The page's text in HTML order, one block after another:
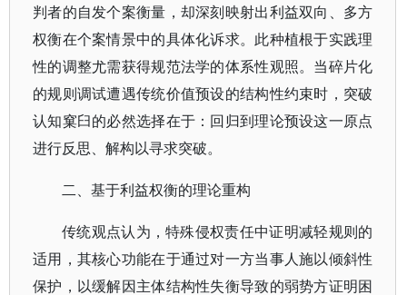
判者的自发个案衡量，却深刻映射出利益双向、多方
权衡在个案情景中的具体化诉求。此种植根于实践理
性的调整尤需获得规范法学的体系性观照。当碎片化
的规则调试遭遇传统价值预设的结构性约束时，突破
认知窠臼的必然选择在于：回归到理论预设这一原点
进行反思、解构以寻求突破。
二、基于利益权衡的理论重构
传统观点认为，特殊侵权责任中证明减轻规则的
适用，其核心功能在于通过对一方当事人施以倾斜性
保护，以缓解因主体结构性失衡导致的弱势方证明困